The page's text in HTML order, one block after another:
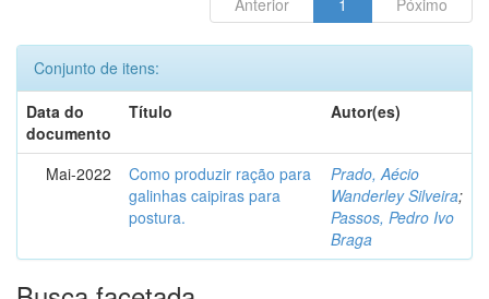
Anterior 1 Póximo
Conjunto de itens:
Data do
documento
Título Autor(es)
Mai-2022
Como produzir ração para
galinhas caipiras para
postura.
Prado, Aécio
Wanderley Silveira;
Passos, Pedro Ivo
Braga